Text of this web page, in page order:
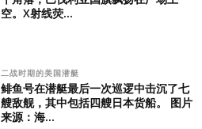
空。X射线荧...
二战时期的美国潜艇
鲱鱼号在潜艇最后一次巡逻中击沉了七
艘敌舰，其中包括四艘日本货船。 图片
来源：海...